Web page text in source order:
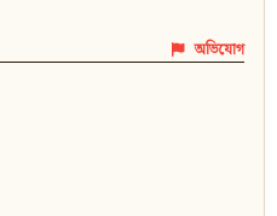
অভিযোগ